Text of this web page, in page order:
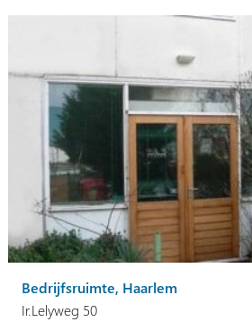
Bedrijfsruimte, Haarlem
Ir.Lelyweg 50